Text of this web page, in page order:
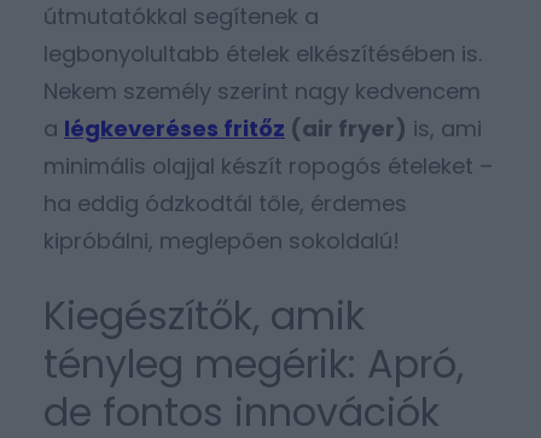
útmutatókkal segítenek a
legbonyolultabb ételek elkészítésében is.
Nekem személy szerint nagy kedvencem
a légkeveréses fritőz (air fryer) is, ami
minimális olajjal készít ropogós ételeket –
ha eddig ódzkodtál tőle, érdemes
kipróbálni, meglepően sokoldalú!
Kiegészítők, amik
tényleg megérik: Apró,
de fontos innovációk